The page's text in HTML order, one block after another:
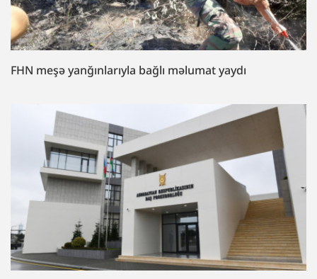
FHN meşə yanğınlarıyla bağlı məlumat yaydı